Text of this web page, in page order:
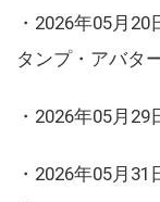
・2026年05月
タンプ・アバタ
・2026年05月
・2026年05月